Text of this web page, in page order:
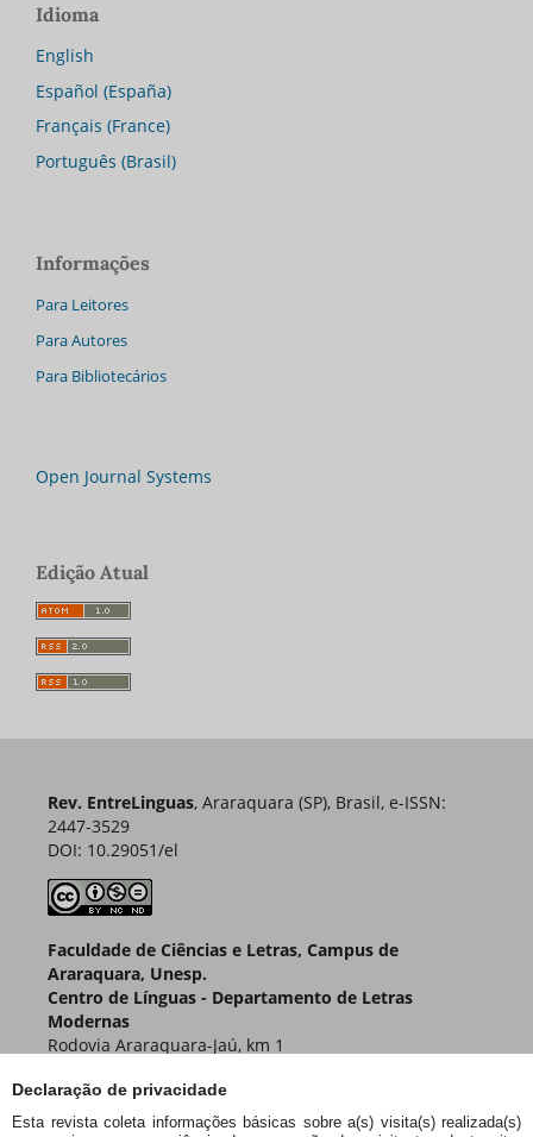
Declaração de privacidade
Esta revista coleta informações básicas sobre a(s) visita(s) realizada(s)
Idioma
English
Español (España)
Français (France)
Português (Brasil)
Informações
Para Leitores
Para Autores
Para Bibliotecários
Open Journal Systems
Edição Atual
Rev. EntreLinguas, Araraquara (SP), Brasil, e-ISSN:
2447-3529
DOI: 10.29051/el
Faculdade de Ciências e Letras, Campus de
Araraquara, Unesp.
Centro de Línguas - Departamento de Letras
Modernas
Rodovia Araraquara-Jaú, km 1
Araraquara – SP – Brasil